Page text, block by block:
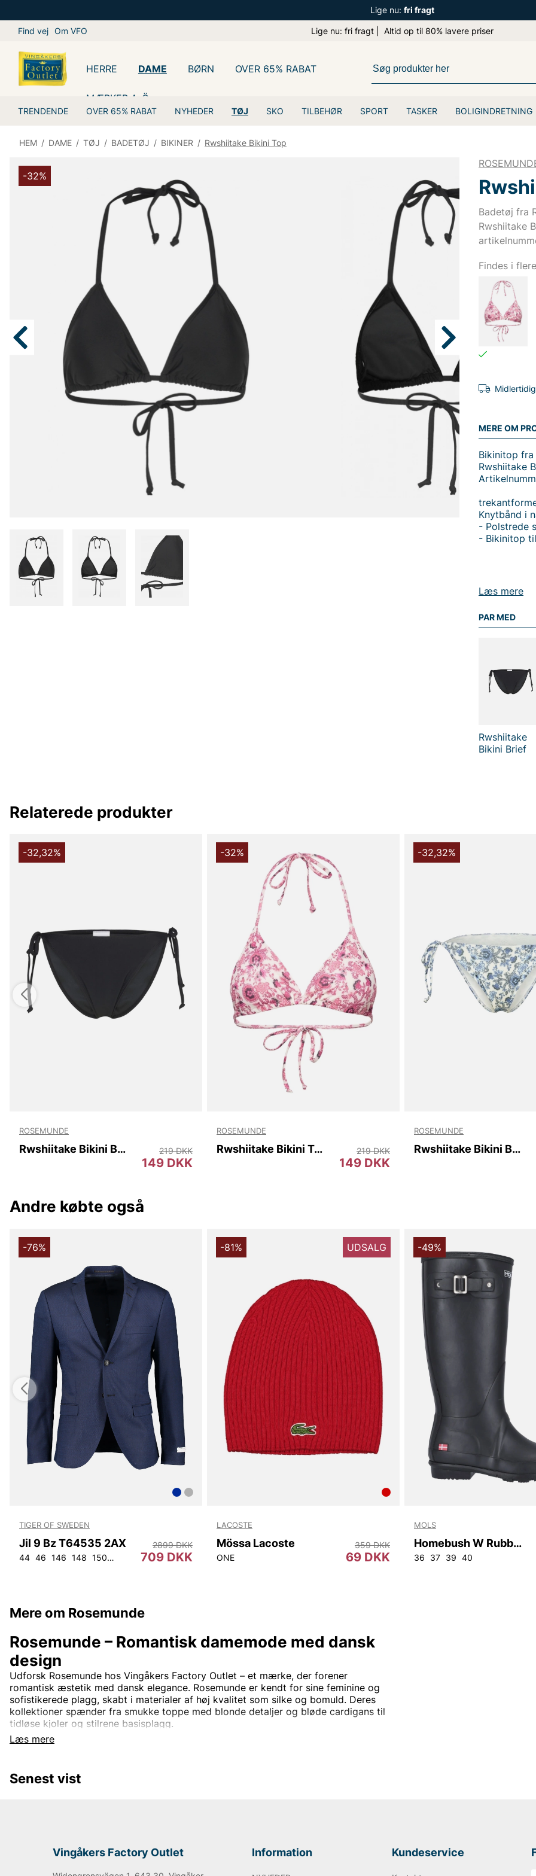
Lige nu: fri fragt
Find vej Om VFO Lige nu: fri fragt | Altid op til 80% lavere priser
HERRE DAME
TRENDENDE OVER 65% RABAT NYHEDER TØJ SKO TILBEHØR SPORT TASKER BOLIGINDRETNING
BØRN OVER 65% RABAT
MÆRKER A-Ö
HEM / DAME / TØJ / BADETØJ / BIKINER / Rwshiitake Bikini Top
-32%
Badetøj fra
Rwshiitake
Findes i
MERE OM
Læs mere
Bikinitop fra
Rwshiitake
Knytbånd i
- Polstrede
- Bikinitop
Tak fordi du
PAR MED
Rwshiitake
Bikini Brief
Relaterede produkter
-32,32%
ROSEMUNDE
Rwshiitake Bikini Brief
149 DKK
219 DKK
-32%
ROSEMUNDE
Rwshiitake Bikini Top
149 DKK
219 DKK
-32,32%
ROSEMUNDE
Rwshiitake Bikini Brief
Andre købte også
-76%
TIGER OF SWEDEN
Jil 9 Bz T64535 2AX
44 46 146 148 150 152 92 96 100 104 108
709 DKK
2899 DKK
-81% UDSALG
LACOSTE
Mössa Lacoste
ONE 69 DKK
359 DKK
-49%
MOLS
Homebush W Rubber Boot
36 37 39 40
Mere om Rosemunde
Læs mere
Rosemunde – Romantisk damemode med dansk
design
Udforsk Rosemunde hos Vingåkers Factory Outlet – et mærke, der forener
romantisk æstetik med dansk elegance. Rosemunde er kendt for sine feminine og
sofistikerede plagg, skabt i materialer af høj kvalitet som silke og bomuld. Deres
kollektioner spænder fra smukke toppe med blonde detaljer og bløde cardigans til
tidløse kjoler og stilrene basisplagg.
Rosemunde-design er tidløs og passer perfekt til kvinder, der søger en balance
Senest vist
Vingåkers Factory Outlet Information Kundeservice